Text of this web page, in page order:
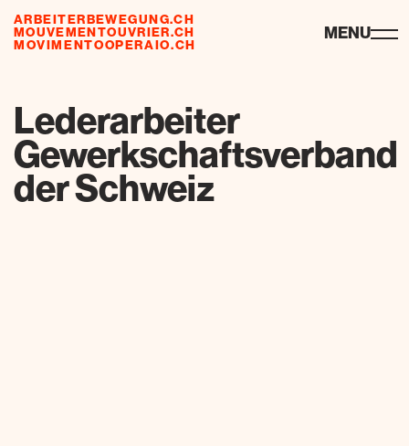
ARBEITERBEWEGUNG.CH
MOUVEMENTOUVRIER.CH
MOVIMENTOOPERAIO.CH
risorse MENU
Lederarbeiter
Gewerkschaftsverband
der Schweiz